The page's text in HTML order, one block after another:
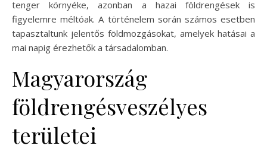
tenger környéke, azonban a hazai földrengések is
figyelemre méltóak. A történelem során számos esetben
tapasztaltunk jelentős földmozgásokat, amelyek hatásai a
mai napig érezhetők a társadalomban.
Magyarország
földrengésveszélyes
területei